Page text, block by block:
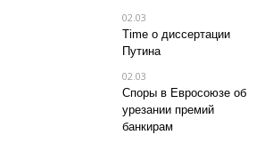
02.03
Time о диссертации
Путина
02.03
Споры в Евросоюзе об
урезании премий
банкирам